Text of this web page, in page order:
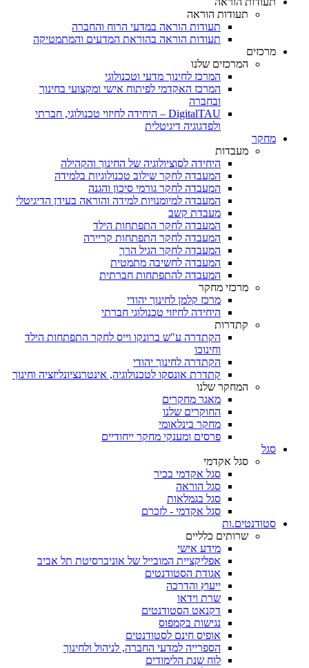
תעודות הוראה
תעודות הוראה במדעי הרוח והחברה
תעודות הוראה בהוראת המדעים והמתמטיקה
מרכזים
המרכזים שלנו
המרכז לחינוך מדעי וטכנולוגי
המרכז האקדמי לפיתוח אישי ומקצועי בחינוך
ובחברה
DigitalTAU – היחידה לחיזוי טכנולוגי, חברתי
ולפדגוגיה דיגיטלית
מחקר
מעבדות
היחידה לסוציולוגיה של החינוך והקהילה
המעבדה לחקר שילוב טכנולוגיות בלמידה
המעבדה לחקר גורמי סיכון והגנה
המעבדה למיומנויות למידה והוראה בעידן הדיגיטלי
מעבדת קשב
המעבדה לחקר התפתחות הילד
המעבדה לחקר התפתחות קריירה
המעבדה לחקר הגיל הרך
המעבדה לחשיבה מתמטית
המעבדה להתפתחות חברתית
מרכזי מחקר
מרכז קלמן לחינוך יהודי
היחידה לחיזוי טכנולוגי חברתי
קתדרות
הקתדרה ע"ש ברונקו וייס לחקר התפתחות הילד
וחינוכו
הקתדרה לחינוך יהודי
קתדרת אונסקו לטכנולוגיה, אינטרנציונליזציה וחינוך
המחקר שלנו
מאגר מחקרים
החוקרים שלנו
מחקר בינלאומי
פרסים ומענקי מחקר ייחודיים
סגל
סגל אקדמי
סגל אקדמי בכיר
סגל הוראה
סגל בגמלאות
סגל אקדמי - לזכרם
סטודנטים.ות
שרותים כלליים
מידע אישי
אפליקציית המובייל של אוניברסיטת תל אביב
אגודת הסטודנטים
ייעוץ והדרכה
שרת וידאו
דקנאט הסטודנטים
נגישות בקמפוס
אופיס חינם לסטודנטים
הספרייה למדעי החברה, לניהול ולחינוך
לוח שנת הלימודים